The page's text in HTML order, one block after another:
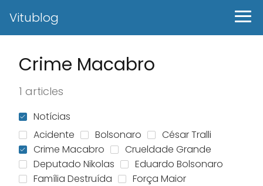
Vitublog
Crime Macabro
1 articles
Notícias
Acidente
Bolsonaro
César Tralli
Crime Macabro
Crueldade Grande
Deputado Nikolas
Eduardo Bolsonaro
Família Destruída
Força Maior